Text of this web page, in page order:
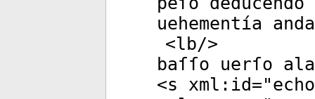
uehementía
<lb/>
baſſo uerſo
<s xml:id="